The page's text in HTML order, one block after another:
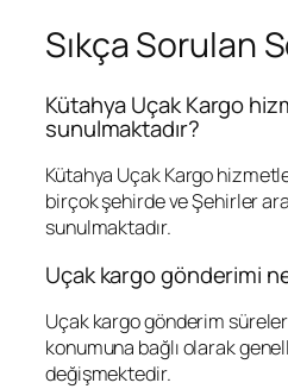
Sıkça Sorulan
Kütahya Uçak Kargo
sunulmaktadır?
Kütahya Uçak Kargo
birçok şehirde ve Şehirler
sunulmaktadır.
Uçak kargo gönderimi
Uçak kargo gönderim
konumuna bağlı olarak
değişmektedir.